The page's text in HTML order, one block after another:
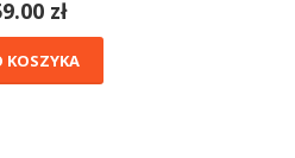
zł
KOSZYKA